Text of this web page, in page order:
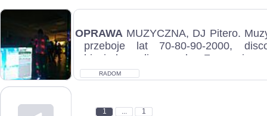
OPRAWA MUZYCZNA, DJ Pitero.
przeboje lat 70-80-90-2000,
biesiadne, disco polo. Zapewniam
na...RADOM
1 ... 1